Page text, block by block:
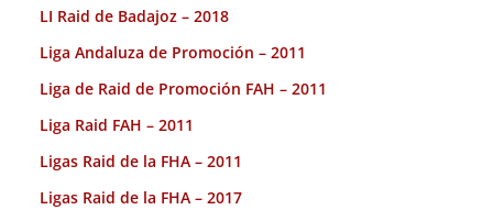
LI Raid de Badajoz – 2018
Liga Andaluza de Promoción – 2011
Liga de Raid de Promoción FAH – 2011
Liga Raid FAH – 2011
Ligas Raid de la FHA – 2011
Ligas Raid de la FHA – 2017